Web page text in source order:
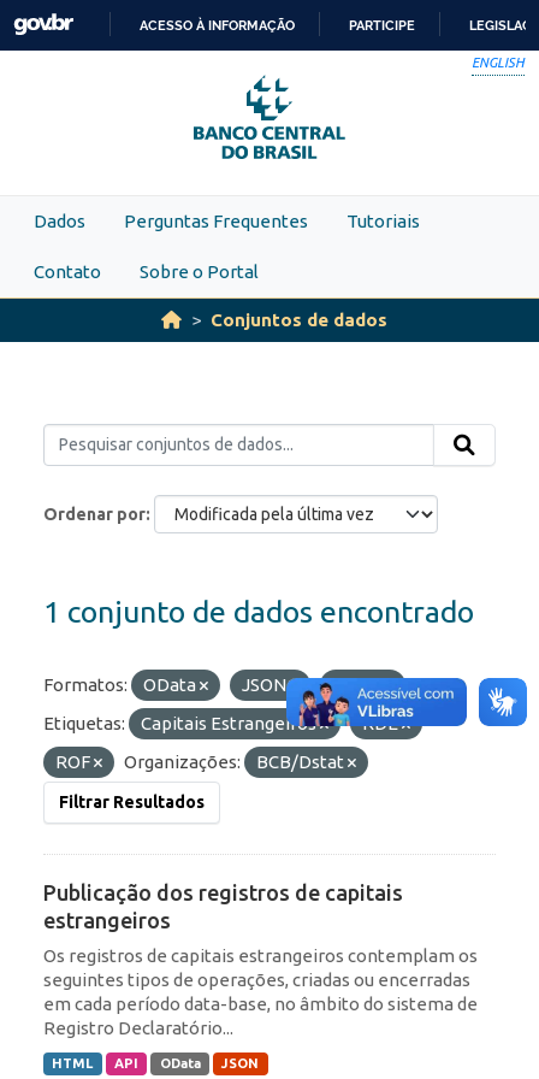
Skip to main content
PARA
O
CONTEÚDO
ACESSO À INFORMAÇÃO PARTICIPE
ENGLISH
Dados Perguntas Frequentes Tutoriais
Contato Sobre o Portal
Conjuntos de dados
Ordenar por
1 conjunto de dados encontrado
Formatos: OData JSON
HTML
Etiquetas:
Capitais Estrangeiros
RDE
ROF
Organizações: BCB/Dstat
Filtrar Resultados
Publicação dos registros de capitais
estrangeiros
Os registros de capitais estrangeiros contemplam os
seguintes tipos de operações, criadas ou encerradas
em cada período data-base, no âmbito do sistema de
Registro Declaratório...
HTML API OData JSON